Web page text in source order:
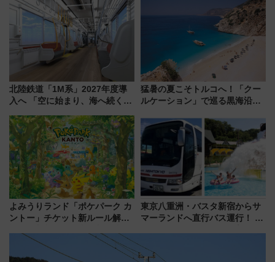
アひまわり園」開園
北陸鉄道「1M系」2027年度導
入へ 「空に始まり、海へ続く」
神秘的なデザイン
猛暑の夏こそトルコへ！「クー
ルケーション」で巡る黒海沿岸
連検索数が前年比237％増、ナ
ショジオも認める『2026年に訪
れるべき世界の旅先』
よみうりランド「ポケパーク カ
ントー」チケット新ルール解
本人確認が11月スタート
東京八重洲・バスタ新宿からサ
マーランドへ直行バス運行！ お
8/1～31）